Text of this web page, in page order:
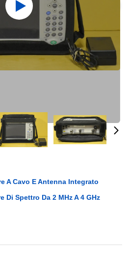
A Cavo E Antenna Integrato
Di Spettro Da 2 MHz A 4 GHz